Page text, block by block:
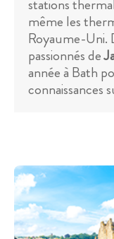
stations
même les
Royaume-Uni.
passionnés de
année à Bath
connaissances